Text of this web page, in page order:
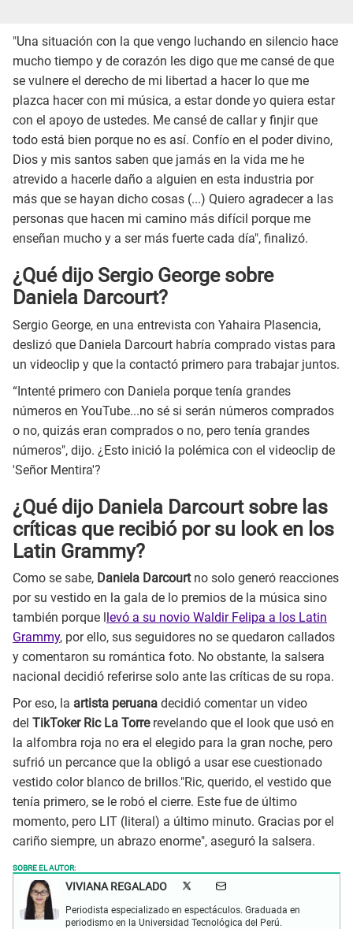
"Una situación con la que vengo luchando en silencio hace
mucho tiempo y de corazón les digo que me cansé de que
se vulnere el derecho de mi libertad a hacer lo que me
plazca hacer con mi música, a estar donde yo quiera estar
con el apoyo de ustedes. Me cansé de callar y finjir que
todo está bien porque no es así. Confío en el poder divino,
Dios y mis santos saben que jamás en la vida me he
atrevido a hacerle daño a alguien en esta industria por
más que se hayan dicho cosas (...) Quiero agradecer a las
personas que hacen mi camino más difícil porque me
enseñan mucho y a ser más fuerte cada día", finalizó.
¿Qué dijo Sergio George sobre
Daniela Darcourt?
Sergio George, en una entrevista con Yahaira Plasencia,
deslizó que Daniela Darcourt habría comprado vistas para
un videoclip y que la contactó primero para trabajar juntos.
“Intenté primero con Daniela porque tenía grandes
números en YouTube...no sé si serán números comprados
o no, quizás eran comprados o no, pero tenía grandes
números", dijo. ¿Esto inició la polémica con el videoclip de
'Señor Mentira'?
¿Qué dijo Daniela Darcourt sobre las
críticas que recibió por su look en los
Latin Grammy?
Como se sabe, Daniela Darcourtno solo generó reacciones
por su vestido en la gala de lo premios de la música sino
también porque l
levó a su novio Waldir Felipa a los Latin
Grammy, por ello, sus seguidores no se quedaron callados
y comentaron su romántica foto. No obstante, la salsera
nacional decidió referirse solo ante las críticas de su ropa.
Por eso, la artista peruana decidió comentar un video
del TikToker Ric La Torre revelando que el look que usó en
la alfombra roja no era el elegido para la gran noche, pero
sufrió un percance que la obligó a usar ese cuestionado
vestido color blanco de brillos."Ric, querido, el vestido que
tenía primero, se le robó el cierre. Este fue de último
momento, pero LIT (literal) a último minuto. Gracias por el
cariño siempre, un abrazo enorme", aseguró la salsera.
SOBRE EL AUTOR:
VIVIANA REGALADO
Periodista especializado en espectáculos. Graduada en
periodismo en la Universidad Tecnológica del Perú.